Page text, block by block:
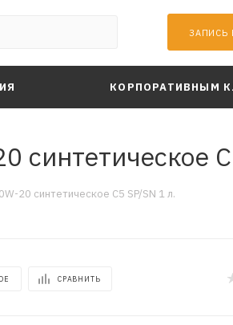
ЗАПИСЬ
КОРПОРАТИВНЫМ
синтетическое
20 синтетическое C5 SP/SN 1 л.
СРАВНИТЬ